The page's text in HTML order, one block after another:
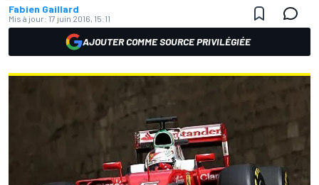
Fabien Gaillard
Mis à jour: 17 juin 2016, 15:11
AJOUTER COMME SOURCE PRIVILÉGIÉE